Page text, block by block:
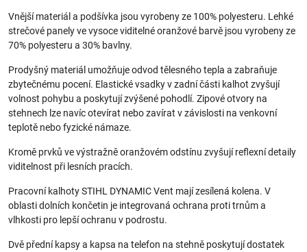
Vnější materiál a podšívka jsou vyrobeny ze 100% polyesteru. Lehké
strečové panely ve vysoce viditelné oranžové barvě jsou vyrobeny ze
70% polyesteru a 30% bavlny.
Prodyšný materiál umožňuje odvod tělesného tepla a zabraňuje
zbytečnému pocení. Elastické vsadky v zadní části kalhot zvyšují
volnost pohybu a poskytují zvýšené pohodlí. Zipové otvory na
stehnech lze navíc otevírat nebo zavírat v závislosti na venkovní
teplotě nebo fyzické námaze.
Kromě prvků ve výstražně oranžovém odstínu zvyšují reflexní detaily
viditelnost při lesních pracích.
Pracovní kalhoty STIHL DYNAMIC Vent mají zesílená kolena. V
oblasti dolních končetin je integrovaná ochrana proti trnům a
vlhkosti pro lepší ochranu v podrostu.
Dvě přední kapsy a kapsa na telefon na stehně poskytují dostatek